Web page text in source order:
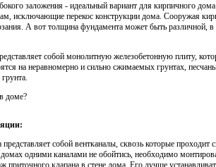
заложения - идеальный вариант для кирпичного
исключающие перекос конструкции дома. Сооружая
А вот толщина фундамента может быть различной,
собой монолитную железобетонную плиту,
на неравномерно и сильно сжимаемых грунтах,
доме?
представляет собой вентканалы, сквозь которые
одними каналами не обойтись, необходимо